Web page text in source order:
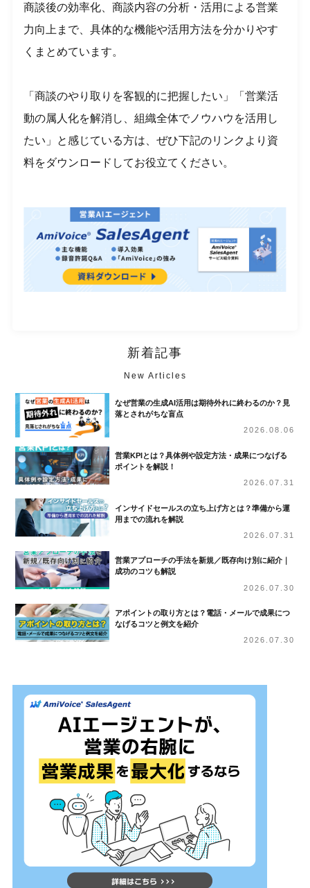
商談後の効率化、商談内容の分析・活用による営業
力向上まで、具体的な機能や活用方法を分かりやす
くまとめています。
「商談のやり取りを客観的に把握したい」「営業活
動の属人化を解消し、組織全体でノウハウを活用し
たい」と感じている方は、ぜひ下記のリンクより資
料をダウンロードしてお役立てください。
新着記事
New Articles
なぜ営業の生成AI活用は期待外れに終わるのか？見
落とされがちな盲点
2026.08.06
営業KPIとは？具体例や設定方法・成果につなげる
ポイントを解説！
2026.07.31
インサイドセールスの立ち上げ方とは？準備から運
用までの流れを解説
2026.07.31
営業アプローチの手法を新規／既存向け別に紹介｜
成功のコツも解説
2026.07.30
アポイントの取り方とは？電話・メールで成果につ
なげるコツと例文を紹介
2026.07.30